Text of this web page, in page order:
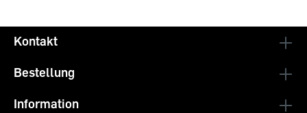
Kontakt
Bestellung
Information